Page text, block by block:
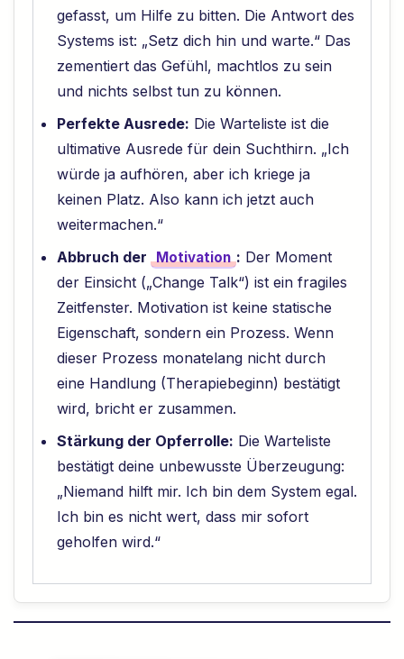
gefasst, um Hilfe zu bitten. Die Antwort des
Systems ist: „Setz dich hin und warte.“ Das
zementiert das Gefühl, machtlos zu sein
und nichts selbst tun zu können.
Perfekte Ausrede: Die Warteliste ist die
ultimative Ausrede für dein Suchthirn. „Ich
würde ja aufhören, aber ich kriege ja
keinen Platz. Also kann ich jetzt auch
weitermachen.“
Abbruch der Motivation : Der Moment
der Einsicht („Change Talk“) ist ein fragiles
Zeitfenster. Motivation ist keine statische
Eigenschaft, sondern ein Prozess. Wenn
dieser Prozess monatelang nicht durch
eine Handlung (Therapiebeginn) bestätigt
wird, bricht er zusammen.
Stärkung der Opferrolle: Die Warteliste
bestätigt deine unbewusste Überzeugung:
„Niemand hilft mir. Ich bin dem System egal.
Ich bin es nicht wert, dass mir sofort
geholfen wird.“